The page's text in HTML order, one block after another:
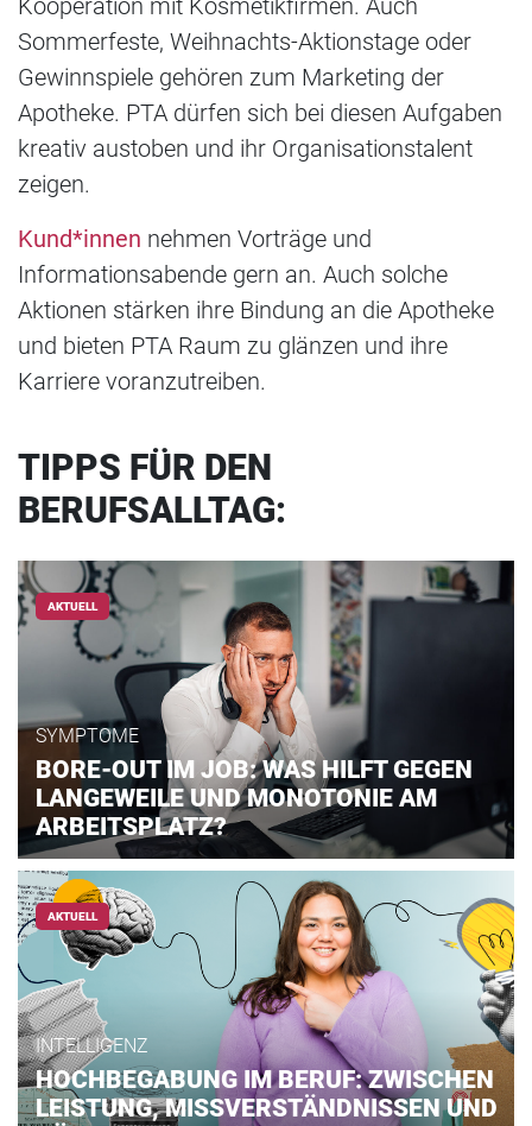
Kooperation mit Kosmetikfirmen. Auch
Sommerfeste, Weihnachts-Aktionstage oder
Gewinnspiele gehören zum Marketing der
Apotheke. PTA dürfen sich bei diesen Aufgaben
kreativ austoben und ihr Organisationstalent
zeigen.
Kund*innen nehmen Vorträge und
Informationsabende gern an. Auch solche
Aktionen stärken ihre Bindung an die Apotheke
und bieten PTA Raum zu glänzen und ihre
Karriere voranzutreiben.
TIPPS FÜR DEN
BERUFSALLTAG:
AKTUELL
SYMPTOME
BORE-OUT IM JOB: WAS HILFT GEGEN
LANGEWEILE UND MONOTONIE AM
ARBEITSPLATZ?
AKTUELL
INTELLIGENZ
HOCHBEGABUNG IM BERUF: ZWISCHEN
LEISTUNG, MISSVERSTÄNDNISSEN UND